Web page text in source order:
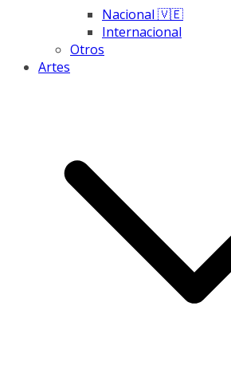
Nacional 🇻🇪
Internacional
Otros
Artes